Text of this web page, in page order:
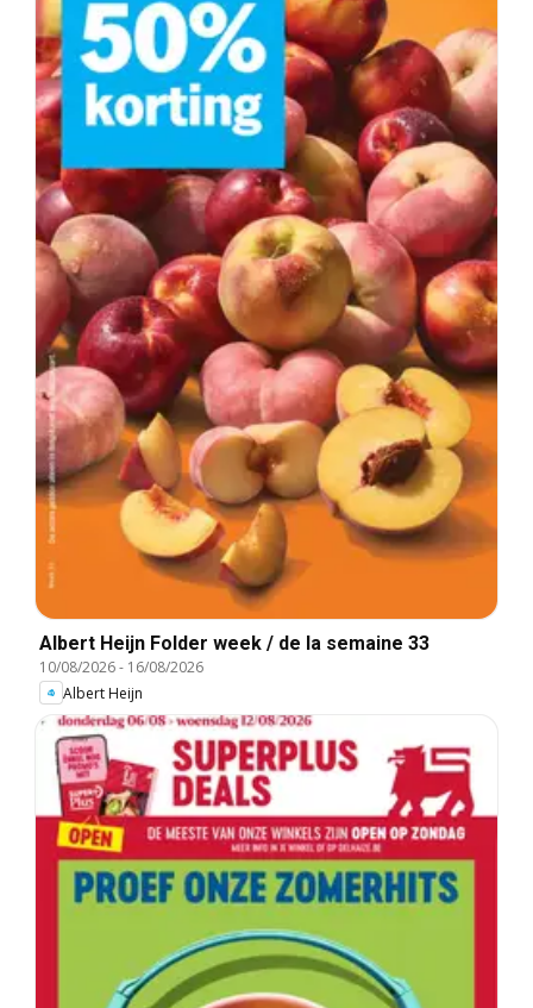
Albert Heijn Folder week / de la semaine 33
10/08/2026- 16/08/2026
Albert Heijn